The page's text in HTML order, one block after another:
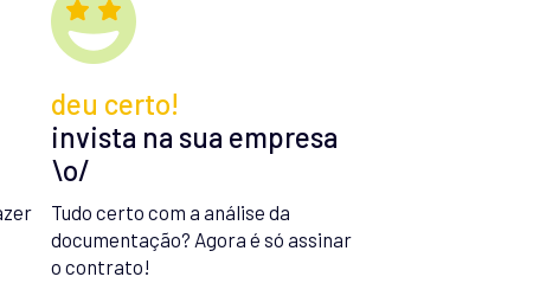
deu certo!
invista na sua empresa
\o/
Tudo certo com a análise da
documentação? Agora é só assinar
o contrato!